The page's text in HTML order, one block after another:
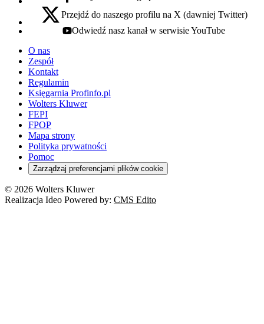
x - otwiera się w nowej karcie
Przejdź do naszego profilu na X (dawniej Twitter)
youtube - otwiera się w nowej karcie
Odwiedź nasz kanał w serwisie YouTube
O nas
Zespół
Kontakt
Regulamin
Księgarnia Profinfo.pl
Wolters Kluwer
FEPI
FPOP
Mapa strony
Polityka prywatności
Pomoc
Zarządzaj preferencjami plików cookie
© 2026 Wolters Kluwer
Realizacja Ideo Powered by: CMS Edito